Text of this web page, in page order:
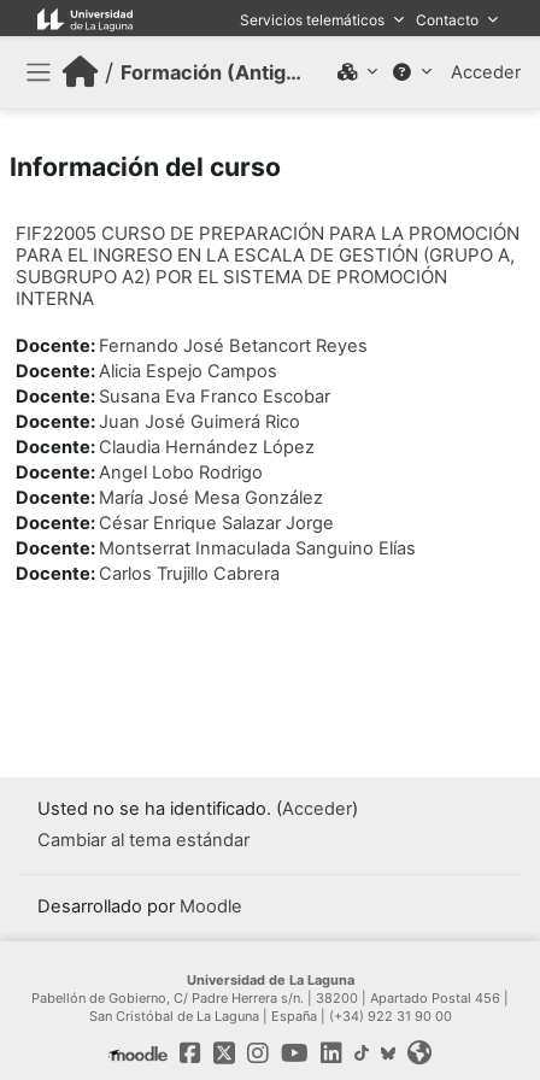
Salta al contenido principal Servicios telemáticos Contacto
/ Formación (Antiguo) Acceder
Información del curso
FIF22005 CURSO DE PREPARACIÓN PARA LA PROMOCIÓN
PARA EL INGRESO EN LA ESCALA DE GESTIÓN (GRUPO A,
SUBGRUPO A2) POR EL SISTEMA DE PROMOCIÓN
INTERNA
Docente: Fernando José Betancort Reyes
Docente:Alicia Espejo Campos
Docente: Susana Eva Franco Escobar
Docente:Juan José Guimerá Rico
Docente: Claudia Hernández López
Docente:Angel Lobo Rodrigo
Docente: María José Mesa González
Docente: César Enrique Salazar Jorge
Docente: Montserrat Inmaculada Sanguino Elías
Docente: Carlos Trujillo Cabrera
Usted no se ha identificado. (Acceder)
Cambiar al tema estándar
Desarrollado por Moodle
Universidad de La Laguna
Pabellón de Gobierno, C/ Padre Herrera s/n. | 38200 | Apartado Postal 456 |
San Cristóbal de La Laguna | España | (+34) 922 31 90 00